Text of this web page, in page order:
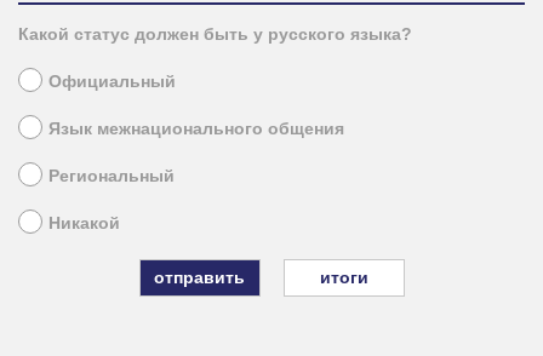
Какой статус должен быть у русского языка?
Официальный
Язык межнационального общения
Региональный
Никакой
итоги